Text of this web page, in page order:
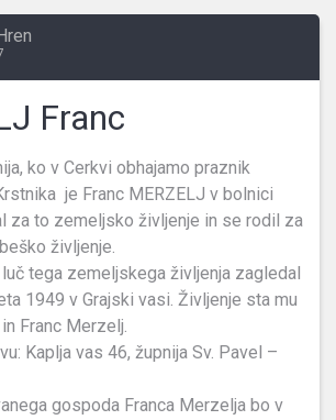
Franc
ko v Cerkvi obhajamo praznik
je Franc MERZELJ v bolnici
za to zemeljsko življenje in se rodil za
življenje.
tega zemeljskega življenja zagledal
1949 v Grajski vasi. Življenje sta mu
Franc Merzelj.
Kaplja vas 46, župnija Sv. Pavel –
gospoda Franca Merzelja bo v